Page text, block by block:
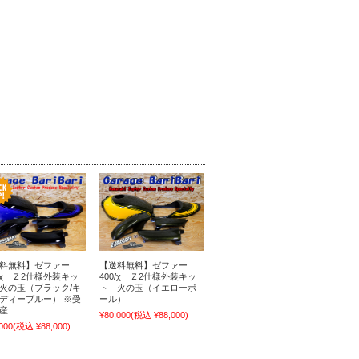
料無料】ゼファー
Ｚ2仕様外装キッ
の玉（ブラック/キ
ィーブルー） ※受
(税込 ¥88,000)
【送料無料】ゼファー
400/χ Ｚ2仕様外装キッ
ト 火の玉（イエローボ
ール）
¥80,000(税込 ¥88,000)